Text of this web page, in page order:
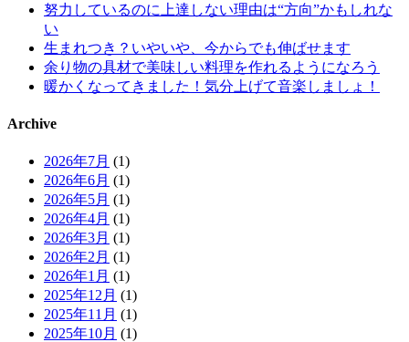
努力しているのに上達しない理由は“方向”かもしれな
い
生まれつき？いやいや、今からでも伸ばせます
余り物の具材で美味しい料理を作れるようになろう
暖かくなってきました！気分上げて音楽しましょ！
Archive
2026年7月 (1)
2026年6月 (1)
2026年5月 (1)
2026年4月 (1)
2026年3月 (1)
2026年2月 (1)
2026年1月 (1)
2025年12月 (1)
2025年11月 (1)
2025年10月 (1)